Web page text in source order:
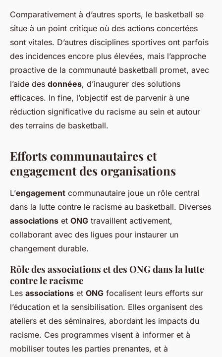
Comparativement à d’autres sports, le basketball se
situe à un point critique où des actions concertées
sont vitales. D’autres disciplines sportives ont parfois
des incidences encore plus élevées, mais l’approche
proactive de la communauté basketball promet, avec
l’aide des données, d’inaugurer des solutions
efficaces. In fine, l’objectif est de parvenir à une
réduction significative du racisme au sein et autour
des terrains de basketball.
Efforts communautaires et
engagement des organisations
L’engagement communautaire joue un rôle central
dans la lutte contre le racisme au basketball. Diverses
associations et ONG travaillent activement,
collaborant avec des ligues pour instaurer un
changement durable.
Rôle des associations et des ONG dans la lutte
contre le racisme
Les associations et ONG focalisent leurs efforts sur
l’éducation et la sensibilisation. Elles organisent des
ateliers et des séminaires, abordant les impacts du
racisme. Ces programmes visent à informer et à
mobiliser toutes les parties prenantes, et à